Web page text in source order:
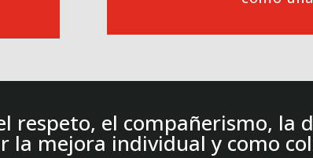
respeto, el compañerismo, la
la mejora individual y como